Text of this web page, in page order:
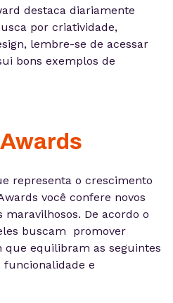
destaca diariamente
por criatividade,
lembre-se de acessar
bons exemplos de
representa o crescimento
você confere novos
De acordo o
buscam promover
que equilibram as seguintes
funcionalidade e